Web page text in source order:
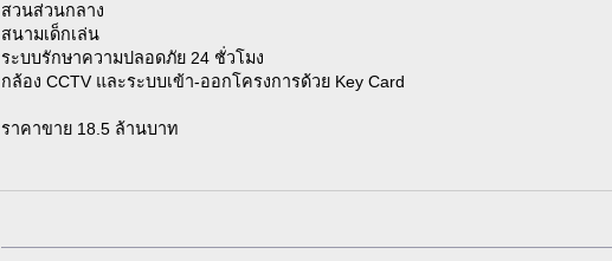
สวนส่วนกลาง
สนามเด็กเล่น
ระบบรักษาความปลอดภัย 24 ชั่วโมง
กล้อง CCTV และระบบเข้า-ออกโครงการด้วย Key Card
ราคาขาย 18.5 ล้านบาท